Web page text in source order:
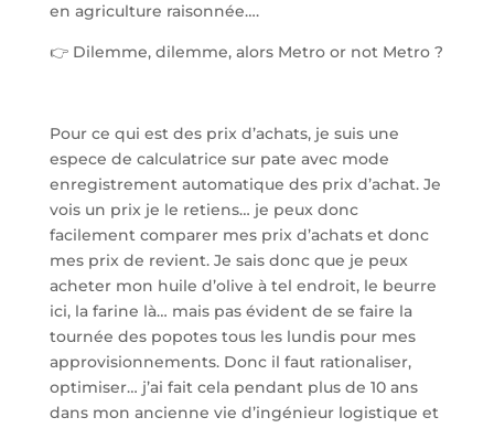
en agriculture raisonnée….
👉 Dilemme, dilemme, alors Metro or not Metro ?
Pour ce qui est des prix d’achats, je suis une
espece de calculatrice sur pate avec mode
enregistrement automatique des prix d’achat. Je
vois un prix je le retiens… je peux donc
facilement comparer mes prix d’achats et donc
mes prix de revient. Je sais donc que je peux
acheter mon huile d’olive à tel endroit, le beurre
ici, la farine là… mais pas évident de se faire la
tournée des popotes tous les lundis pour mes
approvisionnements. Donc il faut rationaliser,
optimiser… j’ai fait cela pendant plus de 10 ans
dans mon ancienne vie d’ingénieur logistique et